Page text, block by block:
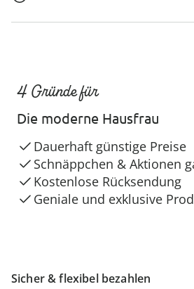
Sicher & flexibel bezahlen
4 Gründe für
Die moderne Hausfrau
Dauerhaft günstige Preise
Schnäppchen & Aktionen
Kostenlose Rücksendung
Geniale und exklusive